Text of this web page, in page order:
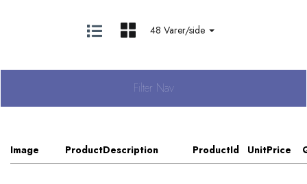
48 Varer/side
Filter Nav
Image ProductDescription ProductId UnitPrice